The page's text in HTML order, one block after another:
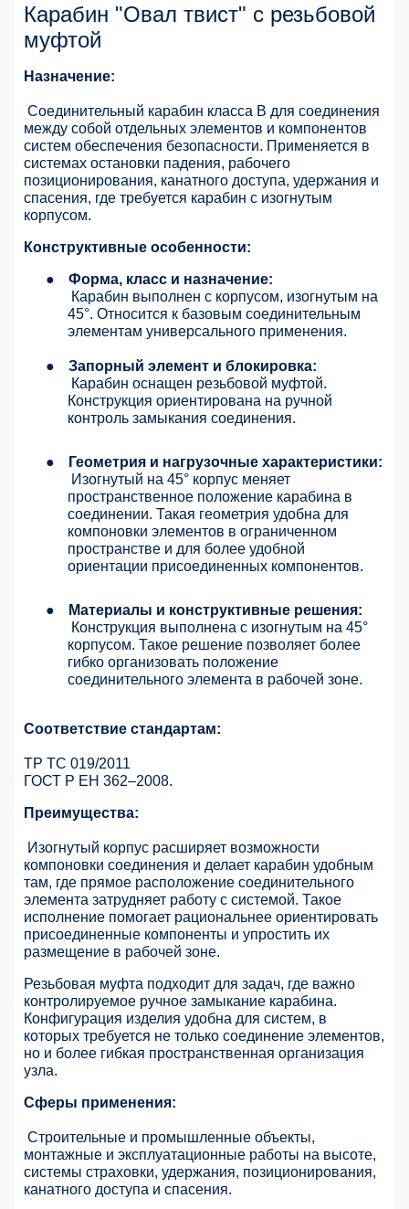
Карабин "Овал твист" с резьбовой
муфтой
Назначение:
Соединительный карабин класса B для соединения
между собой отдельных элементов и компонентов
систем обеспечения безопасности. Применяется в
системах остановки падения, рабочего
позиционирования, канатного доступа, удержания и
спасения, где требуется карабин с изогнутым
корпусом.
Конструктивные особенности:
●
Форма, класс и назначение:
Карабин выполнен с корпусом, изогнутым на
45°. Относится к базовым соединительным
элементам универсального применения.
●
Запорный элемент и блокировка:
Карабин оснащен резьбовой муфтой.
Конструкция ориентирована на ручной
контроль замыкания соединения.
●
Геометрия и нагрузочные характеристики:
Изогнутый на 45° корпус меняет
пространственное положение карабина в
соединении. Такая геометрия удобна для
компоновки элементов в ограниченном
пространстве и для более удобной
ориентации присоединенных компонентов.
●
Материалы и конструктивные решения:
Конструкция выполнена с изогнутым на 45°
корпусом. Такое решение позволяет более
гибко организовать положение
соединительного элемента в рабочей зоне.
Соответствие стандартам:
ТР ТС 019/2011
ГОСТ Р ЕН 362–2008.
Преимущества:
Изогнутый корпус расширяет возможности
компоновки соединения и делает карабин удобным
там, где прямое расположение соединительного
элемента затрудняет работу с системой. Такое
исполнение помогает рациональнее ориентировать
присоединенные компоненты и упростить их
размещение в рабочей зоне.
Резьбовая муфта подходит для задач, где важно
контролируемое ручное замыкание карабина.
Конфигурация изделия удобна для систем, в
которых требуется не только соединение элементов,
но и более гибкая пространственная организация
узла.
Сферы применения:
Строительные и промышленные объекты,
монтажные и эксплуатационные работы на высоте,
системы страховки, удержания, позиционирования,
канатного доступа и спасения.